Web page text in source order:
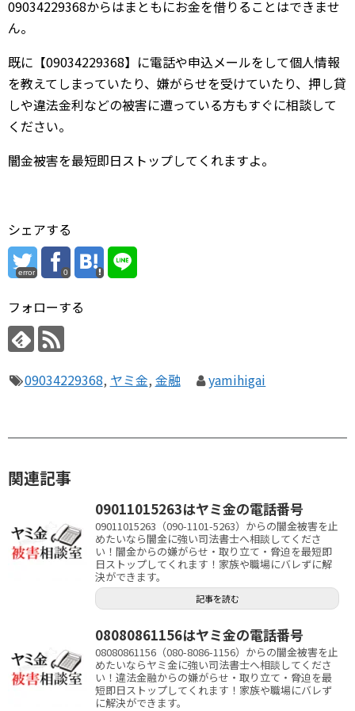
09034229368からはまともにお金を借りることはできませ
ん。
既に【09034229368】に電話や申込メールをして個人情報
を教えてしまっていたり、嫌がらせを受けていたり、押し貸
しや違法金利などの被害に遭っている方もすぐに相談して
ください。
闇金被害を最短即日ストップしてくれますよ。
シェアする
error 0
フォローする
09034229368, ヤミ金, 金融 yamihigai
関連記事
09011015263はヤミ金の電話番号
09011015263（090-1101-5263）からの闇金被害を止
めたいなら闇金に強い司法書士へ相談してくださ
い！闇金からの嫌がらせ・取り立て・脅迫を最短即
日ストップしてくれます！家族や職場にバレずに解
決ができます。
記事を読む
08080861156はヤミ金の電話番号
08080861156（080-8086-1156）からの闇金被害を止
めたいならヤミ金に強い司法書士へ相談してくださ
い！違法金融からの嫌がらせ・取り立て・脅迫を最
短即日ストップしてくれます！家族や職場にバレず
に解決ができます。